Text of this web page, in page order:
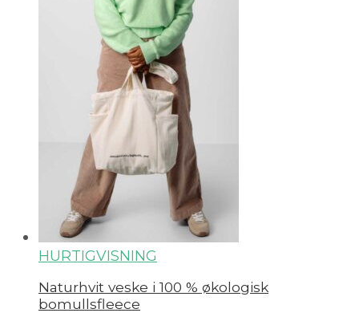
HURTIGVISNING
Naturhvit veske i 100 % økologisk
bomullsfleece